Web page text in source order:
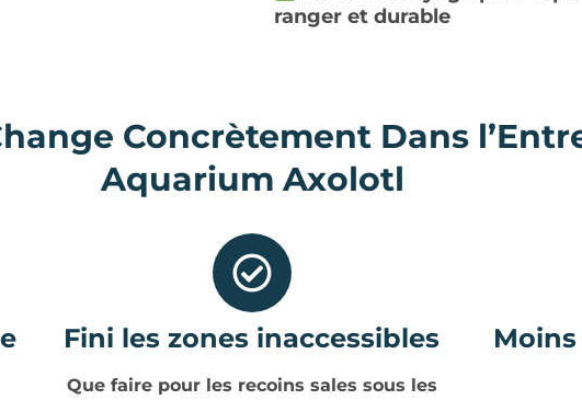
ranger et durable
Concrètement Dans
Aquarium Axolotl
Fini les zones inaccessibles
Que faire pour les recoins sales sous les